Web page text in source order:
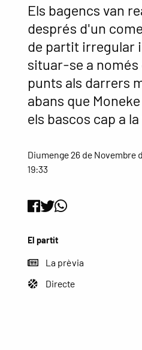
Els bagencs van
després d'un
de partit irregular
situar-se a només
punts als darrers
abans que
els bascos cap a
Diumenge 26 de Novembre
19:33
El partit
La prèvia
Directe